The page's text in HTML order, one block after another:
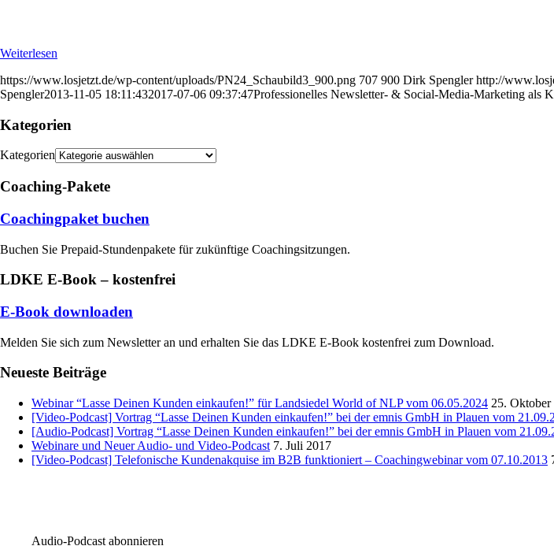
Weiterlesen
https://www.losjetzt.de/wp-content/uploads/PN24_Schaubild3_900.png 707 900 Dirk Spengler http://
Spengler2013-11-05 18:11:432017-07-06 09:37:47Professionelles Newsletter- & Social-Media-Marketing als
Kategorien
Kategorien
Coaching-Pakete
Coachingpaket buchen
Buchen Sie Prepaid-Stundenpakete für zukünftige Coachingsitzungen.
LDKE E-Book – kostenfrei
E-Book downloaden
Melden Sie sich zum Newsletter an und erhalten Sie das LDKE E-Book kostenfrei zum Download.
Neueste Beiträge
Webinar “Lasse Deinen Kunden einkaufen!” für Landsiedel World of NLP vom 06.05.2024 25. Oktober
[Video-Podcast] Vortrag “Lasse Deinen Kunden einkaufen!” bei der emnis GmbH in Plauen vom
[Audio-Podcast] Vortrag “Lasse Deinen Kunden einkaufen!” bei der emnis GmbH in Plauen vom
Webinare und Neuer Audio- und Video-Podcast 7. Juli 2017
[Video-Podcast] Telefonische Kundenakquise im B2B funktioniert – Coachingwebinar vom 07.10.2013
Audio-Podcast abonnieren